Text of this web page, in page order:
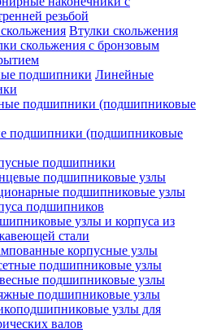
резьбой
Втулки скольжения
скольжения с бронзовым
Линейные
подшипники (подшипниковые
подшипники
подшипниковые узлы
подшипниковые узлы
подшипников
узлы и корпуса из
стали
корпусные узлы
подшипниковые узлы
подшипниковые узлы
подшипниковые узлы
узлы для
валов